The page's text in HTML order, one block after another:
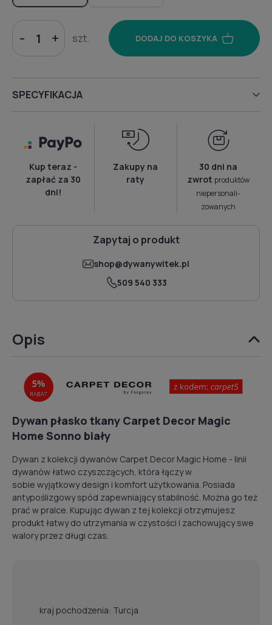
- + szt. DODAJ DO KOSZYKA
SPECYFIKACJA
Kup teraz -
zapłać za 30
dni!
Zakupy na
raty
30 dni na
zwrot produktów
niepersonali­
zowanych
Zapytaj o produkt
shop@dywanywitek.pl
509 540 333
Opis
Dywan płasko tkany Carpet Decor Magic
Home Sonno biały
Dywan z kolekcji dywanów Carpet Decor Magic Home - linii
dywanów łatwo czyszczących, która łączy w
sobie wyjątkowy design i komfort użytkowania. Posiada
antypoślizgowy spód zapewniający stabilność. Można go też
prać w pralce. Kupując dywan z tej kolekcji otrzymujesz
produkt łatwy do utrzymania w czystości i zachowujący swe
walory przez długi czas.
kraj pochodzenia: Turcja